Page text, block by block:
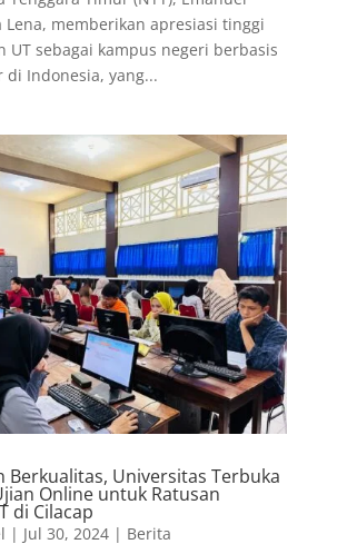
Lena, memberikan apresiasi tinggi
UT sebagai kampus negeri berbasis
Indonesia, yang...
Berkualitas, Universitas Terbuka
Online untuk Ratusan
di Cilacap
| Jul 30, 2024| Berita